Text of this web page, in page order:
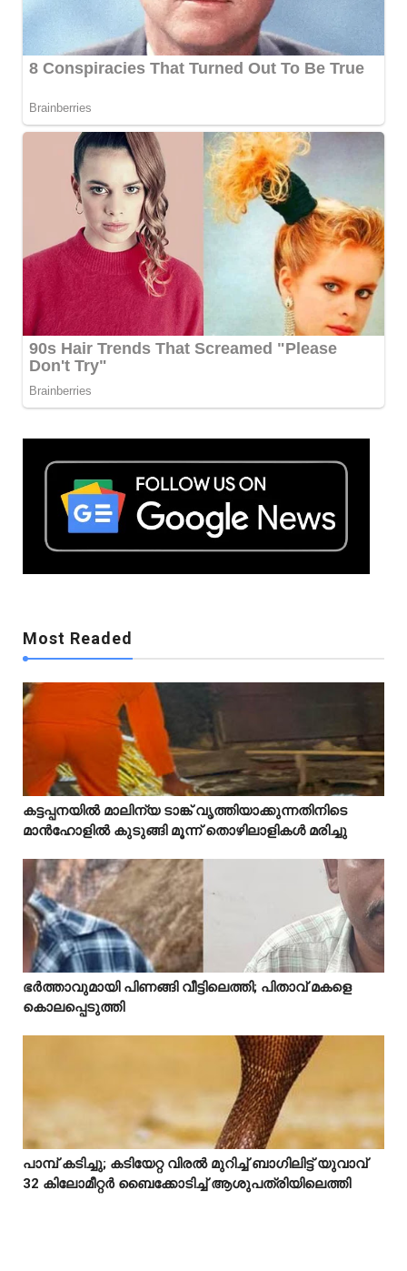
Most Readed
  
കട്ടപ്പനയിൽ മാലിന്യ ടാങ്ക് വൃത്തിയാക്കുന്നതിനിടെ
മാൻഹോളിൽ കുടുങ്ങി മൂന്ന് തൊഴിലാളികൾ മരിച്ചു
  
Mostreaded
ഭർത്താവുമായി പിണങ്ങി വീട്ടിലെത്തി; പിതാവ് മകളെ
കൊലപ്പെടുത്തി
  
Mostreaded
പാമ്പ് കടിച്ചു; കടിയേറ്റ വിരൽ മുറിച്ച് ബാഗിലിട്ട് യുവാവ്
32 കിലോമീറ്റർ ബൈക്കോടിച്ച് ആശുപത്രിയിലെത്തി